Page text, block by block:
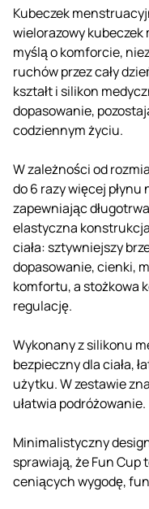
Kubeczek
wielorazowy
myślą o komforcie,
ruchów przez cały
kształt i silikon
dopasowanie,
codziennym życiu.
W zależności od
do 6 razy więcej
zapewniając
elastyczna
ciała: sztywniejszy
dopasowanie, cienki,
komfortu, a stożkowa
regulację.
Wykonany z silikonu
bezpieczny dla ciała,
użytku. W zestawie
ułatwia podróżowanie.
Minimalistyczny
sprawiają, że Fun Cup
ceniących wygodę,